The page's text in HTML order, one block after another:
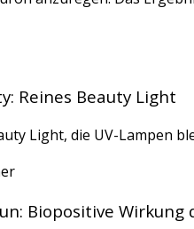
Reines Beauty Light
Light, die UV-Lampen
Biopositive Wirkung